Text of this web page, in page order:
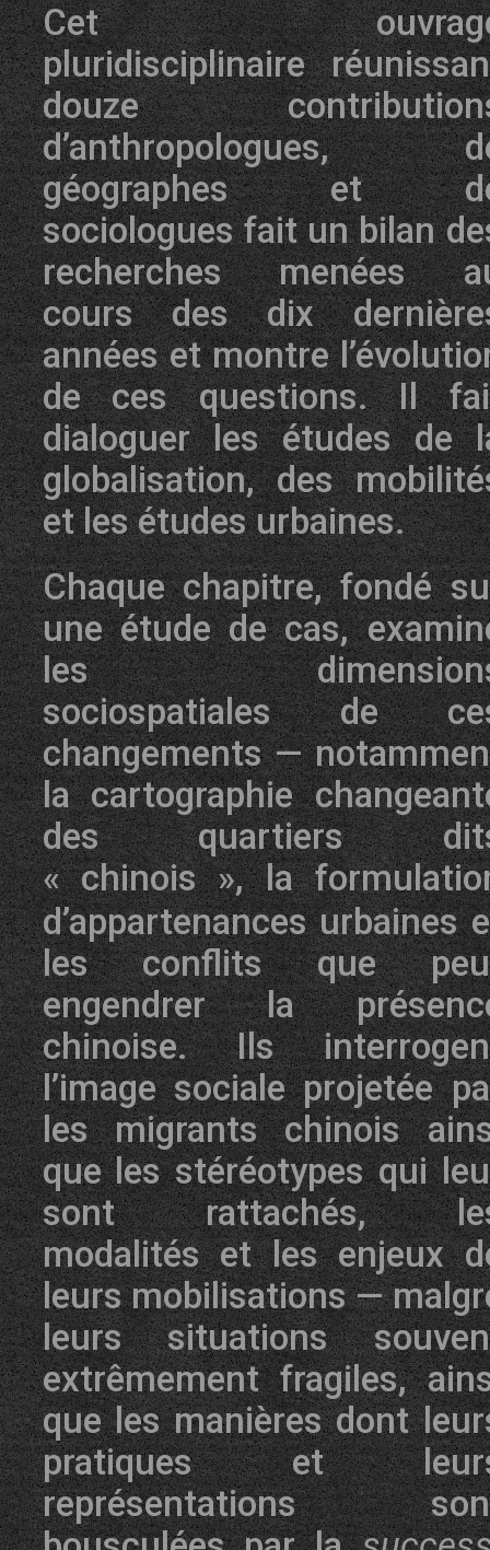
Cet
pluridisciplinaire
douze
d’anthropologues,
géographes et
sociologues fait un bilan
recherches menées
cours des dix
années et montre
de ces questions. Il
dialoguer les études de
globalisation, des
et les études urbaines.
Chaque chapitre, fondé
une étude de cas,
les
sociospatiales de
changements —
la cartographie
des quartiers
« chinois », la
d’appartenances urbaines
les conflits que
engendrer la
chinoise. Ils
l’image sociale projetée
les migrants chinois
que les stéréotypes qui
sont rattachés,
modalités et les enjeux
leurs mobilisations —
leurs situations
extrêmement fragiles,
que les manières dont
pratiques et
représentations